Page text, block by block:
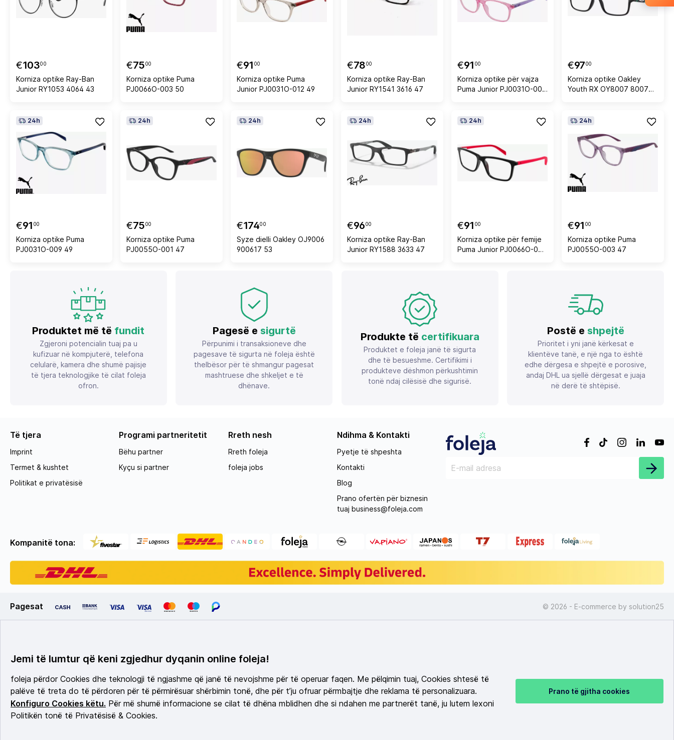
€10300
Korniza optike Ray-Ban
Junior RY1053 4064 43
€7500
Korniza optike Puma
PJ0066O-003 50
€91 00
Korniza optike Puma
Junior PJ0031O-012 49
€7800
Korniza optike Ray-Ban
Junior RY1541 3616 47
€91 00
Korniza optike për vajza
Puma Junior PJ0031O-003
€9700
Korniza optike Oakley
Youth RX OY8007 800703
24h
€91 00
Korniza optike Puma
PJ0031O-009 49
24h
€7500
Korniza optike Puma
PJ0055O-001 47
24h
€17400
Syze dielli Oakley OJ9006
900617 53
24h
€9600
Korniza optike Ray-Ban
Junior RY1588 3633 47
24h
€91 00
Korniza optike për femije
Puma Junior PJ0066O-001
24h
€91 00
Korniza optike Puma
PJ0055O-003 47
Produktet më të fundit
Zgjeroni potencialin tuaj pa u
kufizuar në kompjuterë, telefona
celularë, kamera dhe shumë pajisje
të tjera teknologjike të cilat foleja
ofron.
Pagesë e sigurtë
Përpunimi i transaksioneve dhe
pagesave të sigurta në foleja është
thelbësor për të shmangur pagesat
mashtruese dhe shkeljet e të
dhënave.
Produkte të certifikuara
Produktet e foleja janë të sigurta
dhe të besueshme. Certifikimi i
produkteve dëshmon përkushtimin
tonë ndaj cilësisë dhe sigurisë.
Postë e shpejtë
Prioritet i yni janë kërkesat e
klientëve tanë, e një nga to është
edhe dërgesa e shpejtë e porosive,
andaj DHL ua sjellë dërgesat e juaja
në derë të shtëpisë.
Të tjera
Imprint
Termet & kushtet
Politikat e privatësisë
Programi partneritetit
Bëhu partner
Kyçu si partner
Rreth nesh
Rreth foleja
foleja jobs
Ndihma & Kontakti
Pyetje të shpeshta
Kontakti
Blog
Prano ofertën për biznesin
tuaj business@foleja.com
Kompanitë tona:
Pagesat © 2026 - E-commerce by solution25
Jemi të lumtur që keni zgjedhur dyqanin online foleja!
foleja përdor Cookies dhe teknologji të ngjashme që janë të nevojshme për të operuar faqen. Me pëlqimin tuaj, Cookies shtesë të
palëve të treta do të përdoren për të përmirësuar shërbimin tonë, dhe për t’ju ofruar përmbajtje dhe reklama të personalizuara.
Konfiguro Cookies këtu. Për më shumë informacione se cilat të dhëna mblidhen dhe si ndahen me partnerët tanë, ju lutem lexoni
Politikën tonë të Privatësisë & Cookies.
Prano të gjitha cookies